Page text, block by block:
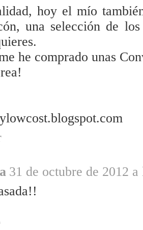
hoy el mío
una selección de
he comprado unas
31 de octubre de 2012 a